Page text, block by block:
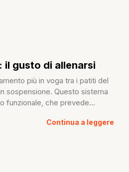
il gusto di allenarsi
più in voga tra i patiti del
sospensione. Questo sistema
funzionale, che prevede...
Continua a leggere